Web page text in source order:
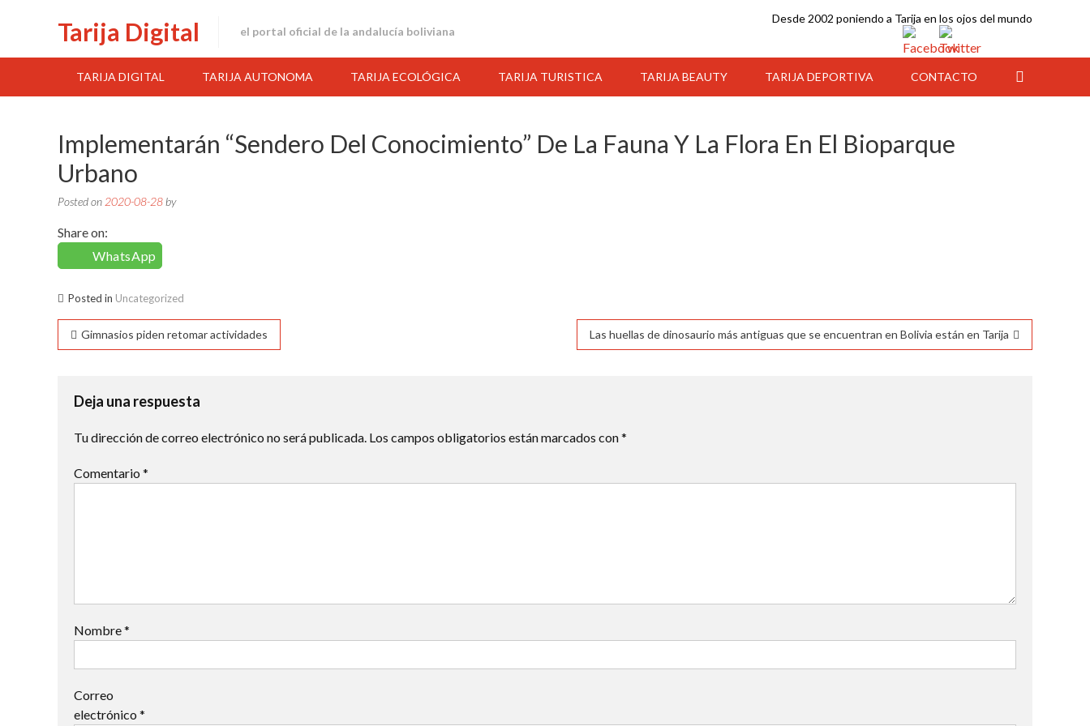
Tarija Digital el portal oficial de la andalucía boliviana
Desde 2002 poniendo a Tarija en los ojos del mundo
TARIJA DIGITAL TARIJA AUTONOMA TARIJA ECOLÓGICA TARIJA TURISTICA TARIJA BEAUTY TARIJA DEPORTIVA CONTACTO
Implementarán “sendero Del Conocimiento” De La Fauna Y La Flora En El Bioparque
Urbano
Posted on 2020-08-28 by
Share on:
WhatsApp
Posted in Uncategorized
Navegación
entradas
Gimnasios piden retomar actividades Las huellas de dinosaurio más antiguas que se encuentran en Bolivia están en Tarija
Deja una respuesta
Tu dirección de correo electrónico no será publicada. Los campos obligatorios están marcados con*
Comentario *
Nombre*
Correo
electrónico *